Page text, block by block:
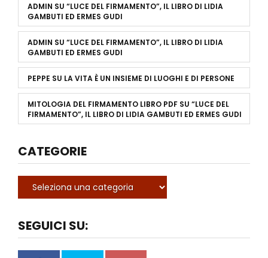
ADMIN SU “LUCE DEL FIRMAMENTO”, IL LIBRO DI LIDIA
GAMBUTI ED ERMES GUDI
ADMIN SU “LUCE DEL FIRMAMENTO”, IL LIBRO DI LIDIA
GAMBUTI ED ERMES GUDI
PEPPE SU LA VITA È UN INSIEME DI LUOGHI E DI PERSONE
MITOLOGIA DEL FIRMAMENTO LIBRO PDF SU “LUCE DEL
FIRMAMENTO”, IL LIBRO DI LIDIA GAMBUTI ED ERMES GUDI
CATEGORIE
SEGUICI SU: